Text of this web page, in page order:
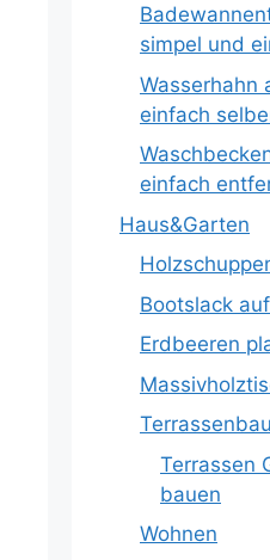
simpel und
Wasserhahn
einfach
einfach
Haus&Garten
Bootslack
Erdbeeren
Terrassenbau
Terrassen
bauen
Wohnen